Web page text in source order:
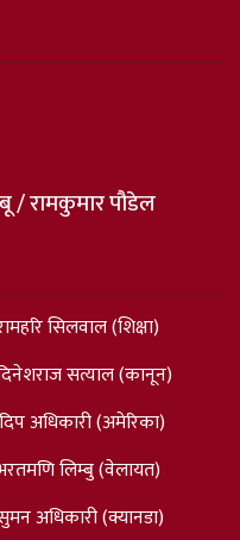
/ रामकुमार पौडेल
सिलवाल (शिक्षा)
सत्याल (कानून)
अधिकारी (अमेरिका)
लिम्बु (वेलायत)
अधिकारी (क्यानडा)